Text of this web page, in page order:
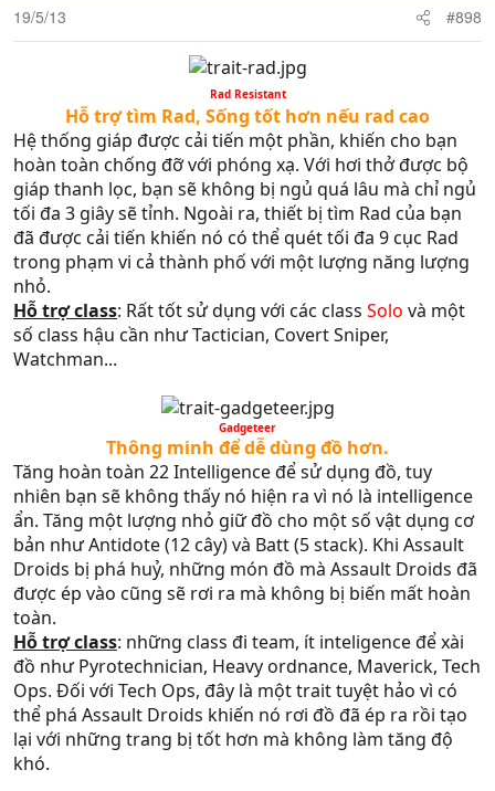
19/5/13 #898
Rad Resistant
Hỗ trợ tìm Rad, Sống tốt hơn nếu rad cao
Hệ thống giáp được cải tiến một phần, khiến cho bạn
hoàn toàn chống đỡ với phóng xạ. Với hơi thở được bộ
giáp thanh lọc, bạn sẽ không bị ngủ quá lâu mà chỉ ngủ
tối đa 3 giây sẽ tỉnh. Ngoài ra, thiết bị tìm Rad của bạn
đã được cải tiến khiến nó có thể quét tối đa 9 cục Rad
trong phạm vi cả thành phố với một lượng năng lượng
nhỏ.
Hỗ trợ class: Rất tốt sử dụng với các class Solo và một
số class hậu cần như Tactician, Covert Sniper,
Watchman...
Gadgeteer​
Thông minh để dễ dùng đồ hơn.
Tăng hoàn toàn 22 Intelligence để sử dụng đồ, tuy
nhiên bạn sẽ không thấy nó hiện ra vì nó là intelligence
ẩn. Tăng một lượng nhỏ giữ đồ cho một số vật dụng cơ
bản như Antidote (12 cây) và Batt (5 stack). Khi Assault
Droids bị phá huỷ, những món đồ mà Assault Droids đã
được ép vào cũng sẽ rơi ra mà không bị biến mất hoàn
toàn.
Hỗ trợ class: những class đi team, ít inteligence để xài
đồ như Pyrotechnician, Heavy ordnance, Maverick, Tech
Ops. Đối với Tech Ops, đây là một trait tuyệt hảo vì có
thể phá Assault Droids khiến nó rơi đồ đã ép ra rồi tạo
lại với những trang bị tốt hơn mà không làm tăng độ
khó.